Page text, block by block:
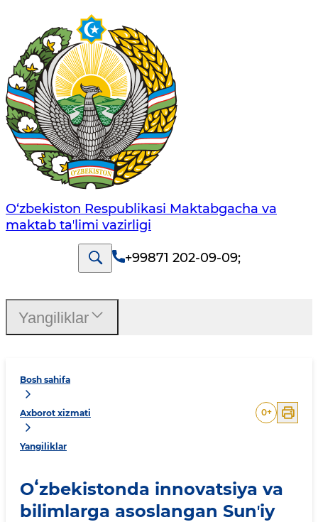
O‘zbekiston Respublikasi Maktabgacha va
maktab taʼlimi vazirligi
+99871 202-09-09;
Bosh sahifa
Axborot xizmati
Yangiliklar
0+
Oʻzbekistonda innovatsiya va
bilimlarga asoslangan Sunʼiy
Yangiliklar